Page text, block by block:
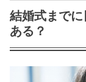
結婚式まで
ある？